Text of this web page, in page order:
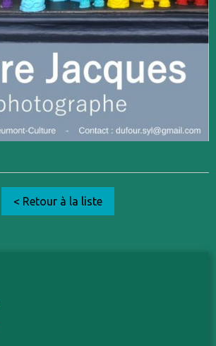
< Retour à la liste